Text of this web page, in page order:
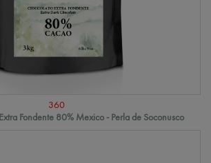
360
Fondente 80% Mexico - Perla de Soconusco